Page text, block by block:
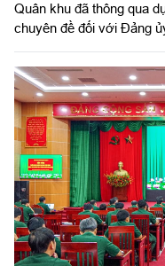
Quân khu đã thông qua
chuyên đề đối với Đảng
và công tác xây dựng
nhiệm UBKT Đảng ủy
và chỉ đạo hội nghị. Đại
Chính ủy Lữ đoàn 26 chủ